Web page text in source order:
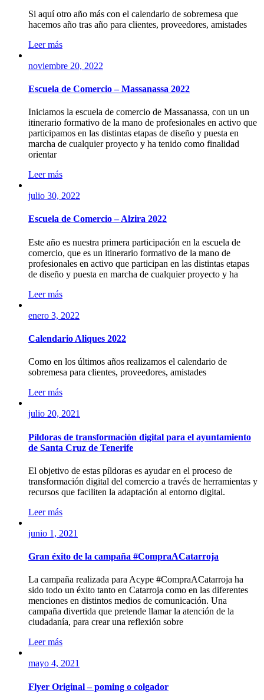
Si aquí otro año más con el calendario de sobremesa que
hacemos año tras año para clientes, proveedores, amistades
Leer más
noviembre 20, 2022
Escuela de Comercio – Massanassa 2022
Iniciamos la escuela de comercio de Massanassa, con un un
itinerario formativo de la mano de profesionales en activo que
participamos en las distintas etapas de diseño y puesta en
marcha de cualquier proyecto y ha tenido como finalidad
orientar
Leer más
julio 30, 2022
Escuela de Comercio – Alzira 2022
Este año es nuestra primera participación en la escuela de
comercio, que es un itinerario formativo de la mano de
profesionales en activo que participan en las distintas etapas
de diseño y puesta en marcha de cualquier proyecto y ha
Leer más
enero 3, 2022
Calendario Aliques 2022
Como en los últimos años realizamos el calendario de
sobremesa para clientes, proveedores, amistades
Leer más
julio 20, 2021
Píldoras de transformación digital para el ayuntamiento
de Santa Cruz de Tenerife
El objetivo de estas píldoras es ayudar en el proceso de
transformación digital del comercio a través de herramientas y
recursos que faciliten la adaptación al entorno digital.
Leer más
junio 1, 2021
Gran éxito de la campaña #CompraACatarroja
La campaña realizada para Acype #CompraACatarroja ha
sido todo un éxito tanto en Catarroja como en las diferentes
menciones en distintos medios de comunicación. Una
campaña divertida que pretende llamar la atención de la
ciudadanía, para crear una reflexión sobre
Leer más
mayo 4, 2021
Flyer Original – poming o colgador